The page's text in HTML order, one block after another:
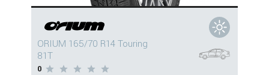
ORIUM 165/70 R14 Touring
81T
0